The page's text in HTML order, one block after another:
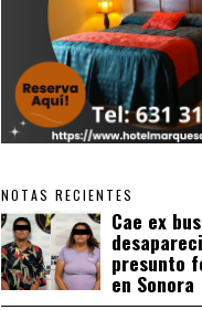
NOTAS RECIENTES
Cae ex
presunto
en Sonora